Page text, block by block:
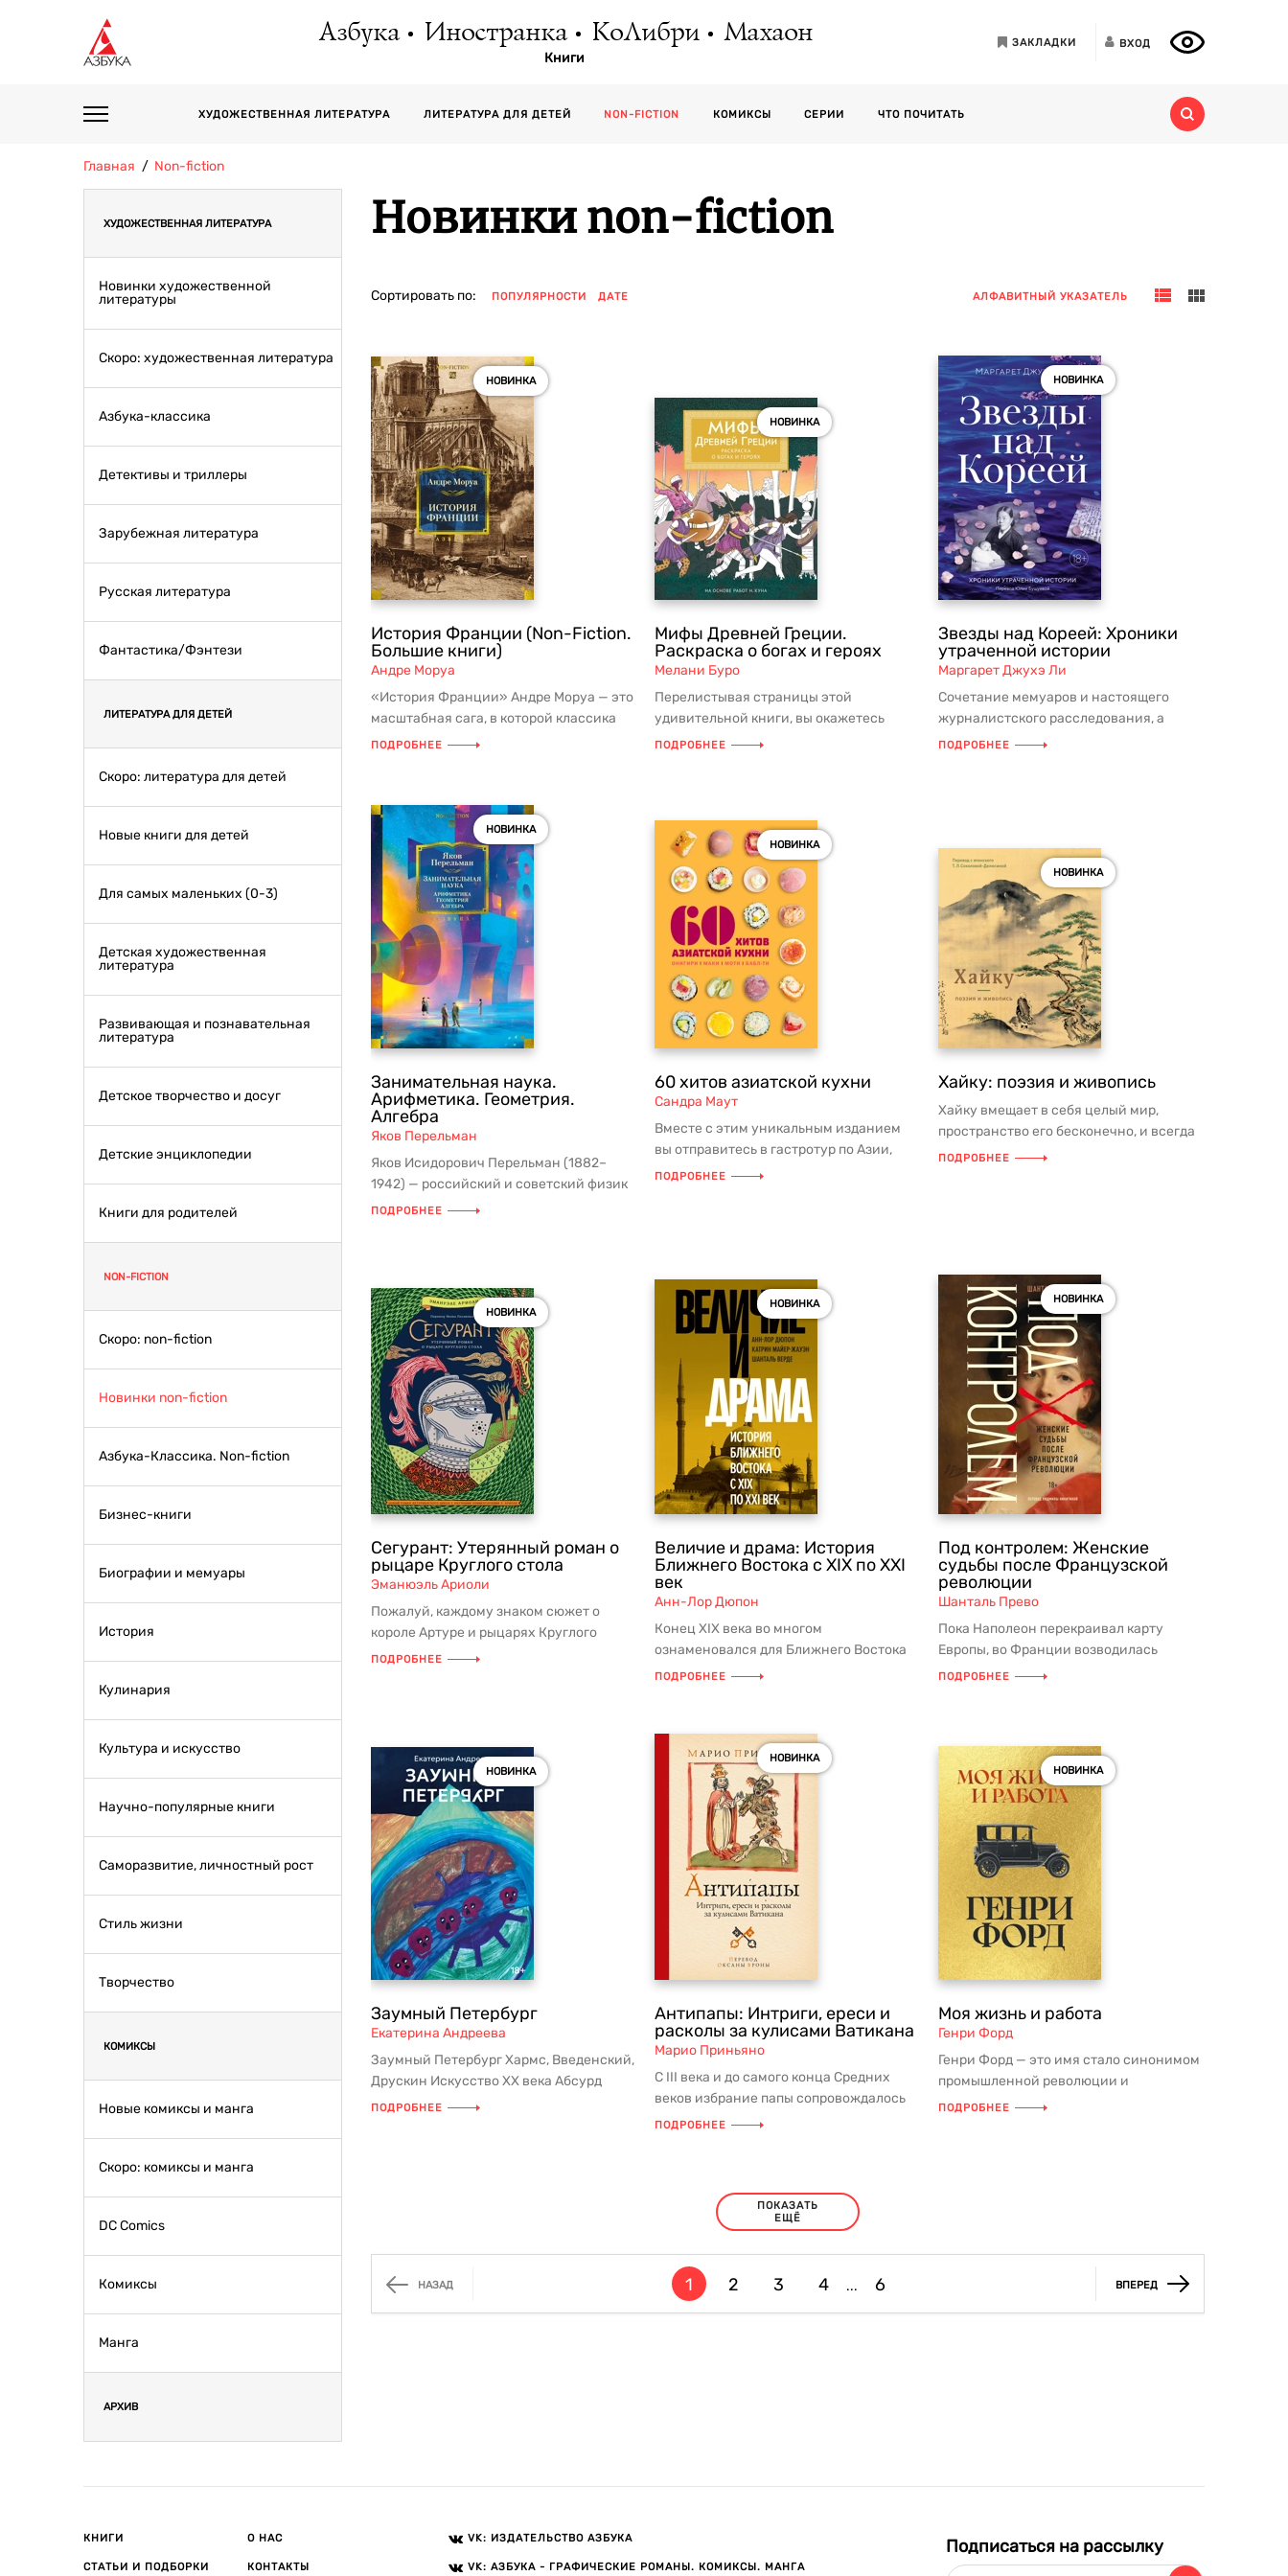
Азбука Иностранка КоЛибри Махаон
Книги
ЗАКЛАДКИ ВХОД
ХУДОЖЕСТВЕННАЯ ЛИТЕРАТУРА ЛИТЕРАТУРА ДЛЯ ДЕТЕЙ NON-FICTION КОМИКСЫ СЕРИИ ЧТО ПОЧИТАТЬ
Главная Non-fiction
ХУДОЖЕСТВЕННАЯ ЛИТЕРАТУРА
Новинки художественной
литературы
Скоро: художественная литература
Азбука-классика
Детективы и триллеры
Зарубежная литература
Русская литература
Фантастика/Фэнтези
ЛИТЕРАТУРА ДЛЯ ДЕТЕЙ
Скоро: литература для детей
Новые книги для детей
Для самых маленьких (0-3)
Детская художественная
литература
Развивающая и познавательная
литература
Детское творчество и досуг
Детские энциклопедии
Книги для родителей
NON-FICTION
Скоро: non-fiction
Новинки non-fiction
Азбука-Классика. Non-fiction
Бизнес-книги
Биографии и мемуары
История
Кулинария
Культура и искусство
Научно-популярные книги
Саморазвитие, личностный рост
Стиль жизни
Творчество
КОМИКСЫ
Новые комиксы и манга
Скоро: комиксы и манга
DC Comics
Комиксы
Манга
АРХИВ
Новинки non-fiction
Сортировать по: ПОПУЛЯРНОСТИ ДАТЕ АЛФАВИТНЫЙ УКАЗАТЕЛЬ
НОВИНКА
История Франции (Non-Fiction.
Большие книги)
Андре Моруа
«История Франции» Андре Моруа — это
масштабная сага, в которой классика
французской литературы XX ве...
ПОДРОБНЕЕ
НОВИНКА
Мифы Древней Греции.
Раскраска о богах и героях
Мелани Буро
Перелистывая страницы этой
удивительной книги, вы окажетесь
рядом с легендарными героями,
ПОДРОБНЕЕ
НОВИНКА
Звезды над Кореей: Хроники
утраченной истории
Маргарет Джухэ Ли
Сочетание мемуаров и настоящего
журналистского расследования, а
также необычный взгляд на Южную
ПОДРОБНЕЕ
НОВИНКА
Занимательная наука.
Арифметика. Геометрия.
Алгебра
Яков Перельман
Яков Исидорович Перельман (1882–
1942) — российский и советский физик
и математик, создатель особого ...
ПОДРОБНЕЕ
НОВИНКА
60 хитов азиатской кухни
Сандра Маут
Вместе с этим уникальным изданием
вы отправитесь в гастротур по Азии,
наслаждаясь местными кулинарны...
ПОДРОБНЕЕ
НОВИНКА
Хайку: поэзия и живопись
Хайку вмещает в себя целый мир,
пространство его бесконечно, и всегда
это краткий момент настоящего ...
ПОДРОБНЕЕ
НОВИНКА
Сегурант: Утерянный роман о
рыцаре Круглого стола
Эманюэль Ариоли
Пожалуй, каждому знаком сюжет о
короле Артуре и рыцарях Круглого
стола. Может показаться, что мы зна...
ПОДРОБНЕЕ
НОВИНКА
Величие и драма: История
Ближнего Востока с XIX по XXI
век
Анн-Лор Дюпон
Конец XIX века во многом
ознаменовался для Ближнего Востока
временем глубоких перемен и дал
ПОДРОБНЕЕ
НОВИНКА
Под контролем: Женские
судьбы после Французской
революции
Шанталь Прево
Пока Наполеон перекраивал карту
Европы, во Франции возводилась
«гранитная глыба» Гражданского
ПОДРОБНЕЕ
НОВИНКА
Заумный Петербург
Екатерина Андреева
Заумный Петербург Хармс, Введенский,
Друскин Искусство ХХ века Абсурд
Лауреат премии Андрея Бел...
ПОДРОБНЕЕ
НОВИНКА
Антипапы: Интриги, ереси и
расколы за кулисами Ватикана
Марио Приньяно
С III века и до самого конца Средних
веков избрание папы сопровождалось
разногласиями и конфликтами....
ПОДРОБНЕЕ
НОВИНКА
Моя жизнь и работа
Генри Форд
Генри Форд — это имя стало синонимом
промышленной революции и
автомобильной эры. Созданная им в
ПОДРОБНЕЕ
ПОКАЗАТЬ
ЕЩЁ
НАЗАД 1 2 3 4 ... 6 ВПЕРЕД
КНИГИ
СТАТЬИ И ПОДБОРКИ
О НАС
КОНТАКТЫ
VK: ИЗДАТЕЛЬСТВО АЗБУКА
VK: АЗБУКА - ГРАФИЧЕСКИЕ РОМАНЫ. КОМИКСЫ. МАНГА
Подписаться на рассылку